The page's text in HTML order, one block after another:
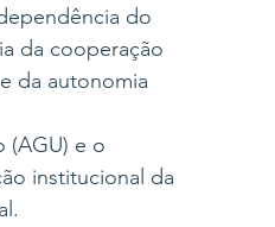
do
da cooperação
da autonomia
(AGU) e o
institucional da